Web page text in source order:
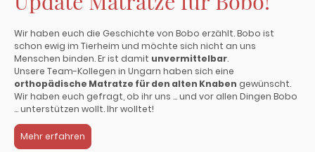
Wir haben euch die Geschichte von Bobo erzählt. Bobo ist
schon ewig im Tierheim und möchte sich nicht an uns
Menschen binden. Er ist damit unvermittelbar.
Unsere Team-Kollegen in Ungarn haben sich eine
orthopädische Matratze für den alten Knaben gewünscht.
Wir haben euch gefragt, ob ihr uns … und vor allen Dingen Bobo
… unterstützen wollt. Ihr wolltet!
Mehr erfahren